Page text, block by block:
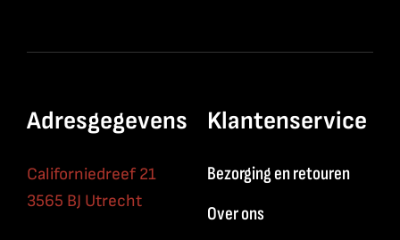
Adresgegevens
Californiedreef 21
3565 BJ Utrecht
Klantenservice
Bezorging en retouren
Over ons